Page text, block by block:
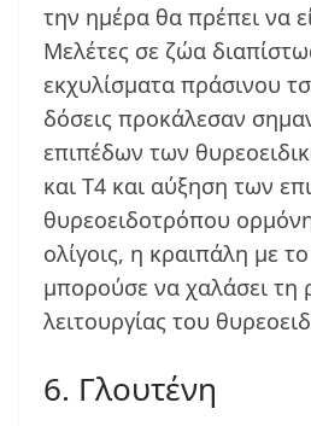
την ημέρα θα πρέπει να
Μελέτες σε ζώα
εκχυλίσματα πράσινου
δόσεις προκάλεσαν
επιπέδων των
και Τ4 και αύξηση των
θυρεοειδοτρόπου
ολίγοις, η κραιπάλη με
μπορούσε να χαλάσει τη
λειτουργίας του
6. Γλουτένη